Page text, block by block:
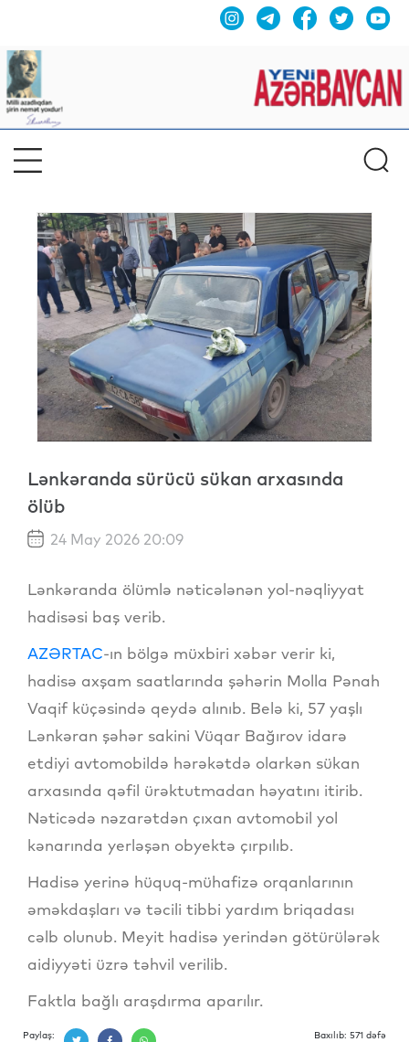
Lənkəranda sürücü sükan arxasında
ölüb
24 May 2026 20:09
Lənkəranda ölümlə nəticələnən yol-nəqliyyat
hadisəsi baş verib.
AZƏRTAC-ın bölgə müxbiri xəbər verir ki,
hadisə axşam saatlarında şəhərin Molla Pənah
Vaqif küçəsində qeydə alınıb. Belə ki, 57 yaşlı
Lənkəran şəhər sakini Vüqar Bağırov idarə
etdiyi avtomobildə hərəkətdə olarkən sükan
arxasında qəfil ürəktutmadan həyatını itirib.
Nəticədə nəzarətdən çıxan avtomobil yol
kənarında yerləşən obyektə çırpılıb.
Hadisə yerinə hüquq-mühafizə orqanlarının
əməkdaşları və təcili tibbi yardım briqadası
cəlb olunub. Meyit hadisə yerindən götürülərək
aidiyyəti üzrə təhvil verilib.
Faktla bağlı araşdırma aparılır.
Paylaş: Baxılıb: 571 dəfə